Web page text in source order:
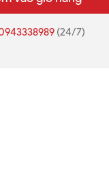
(24/7)